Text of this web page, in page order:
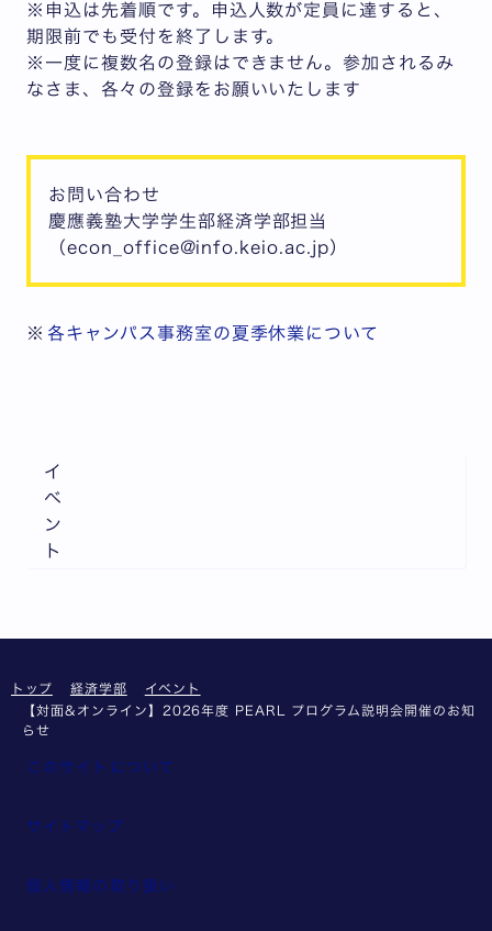
※ 申込は先着順です。申込人数が定員に達すると、
期限前でも受付を終了します。
※一度に複数名の登録はできません。 参加されるみ
なさま、各々の登録を お願いいたします
お問い合わせ
慶應義塾大学学生部経済学部担当
（econ_office@info.keio.ac.jp）
※ 各キャンパス事務室の夏季休業について
イ
ベ
ン
ト
トップ 経済学部
イベント
【対面&オンライン】2026年度 PEARL プログラム説明会開催のお知
らせ
このサイトについて
サイトマップ
個人情報の取り扱い